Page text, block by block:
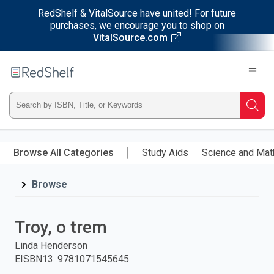
RedShelf & VitalSource have united! For future
purchases, we encourage you to shop on
VitalSource.com
main
RedShelf
Type
ISBN,
Title,
and
press
Browse All Categories Study Aids Science and
Browse
Troy, o trem
Linda Henderson
EISBN13: 9781071545645